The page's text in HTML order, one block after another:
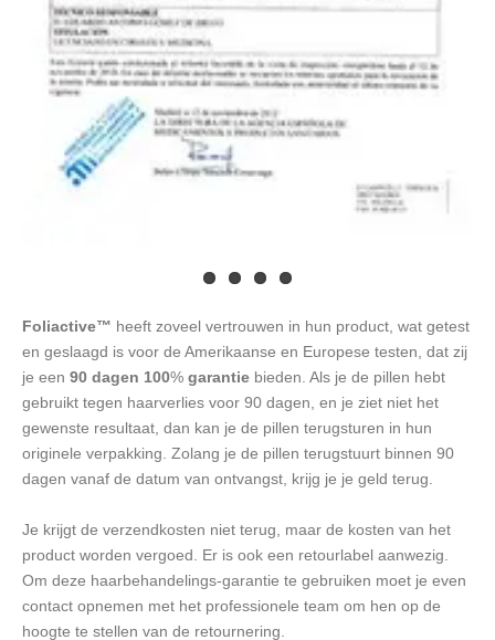
Foliactive™ heeft zoveel vertrouwen in hun product, wat getest
en geslaagd is voor de Amerikaanse en Europese testen, dat zij
je een 90 dagen 100% garantie bieden. Als je de pillen hebt
gebruikt tegen haarverlies voor 90 dagen, en je ziet niet het
gewenste resultaat, dan kan je de pillen terugsturen in hun
originele verpakking. Zolang je de pillen terugstuurt binnen 90
dagen vanaf de datum van ontvangst, krijg je je geld terug.
Je krijgt de verzendkosten niet terug, maar de kosten van het
product worden vergoed. Er is ook een retourlabel aanwezig.
Om deze haarbehandelings-garantie te gebruiken moet je even
contact opnemen met het professionele team om hen op de
hoogte te stellen van de retournering.